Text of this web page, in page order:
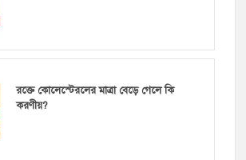
রক্তে কোলেস্টেরলের মাত্রা বেড়ে গেলে কি
করণীয়?